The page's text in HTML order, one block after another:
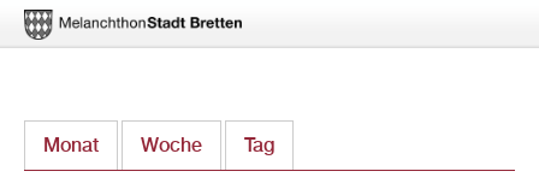
zum
Monat Woche Tag